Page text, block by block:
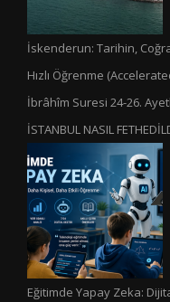
İskenderun: Tarihin,
Hızlı Öğrenme
İbrâhîm Suresi 24-26.
İSTANBUL NASIL
Eğitimde Yapay Zeka: